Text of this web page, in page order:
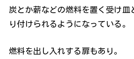
炭とか薪などの燃料を置く受け皿
り付けられるようになっている。
燃料を出し入れする扉もあり。